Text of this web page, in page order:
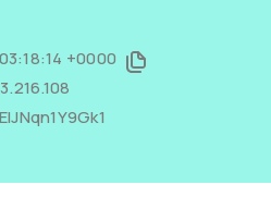
+0000
EIJNqn1Y9Gk1